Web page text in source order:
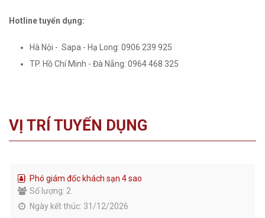
Hotline tuyển dụng:
Hà Nội - Sapa - Hạ Long: 0906 239 925
TP. Hồ Chí Minh - Đà Nẵng: 0964 468 325
VỊ TRÍ TUYỂN DỤNG
Phó giám đốc khách sạn 4 sao
Số lượng: 2
Ngày kết thúc: 31/12/2026